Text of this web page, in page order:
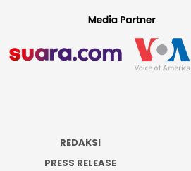
REDAKSI
PRESS RELEASE